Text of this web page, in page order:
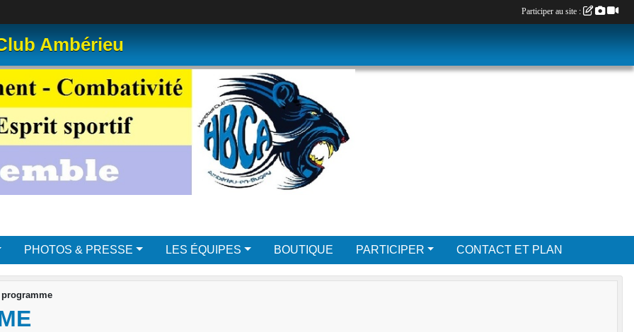
Ambérieu
PHOTOS & PRESSE LES ÉQUIPES BOUTIQUE PARTICIPER CONTACT ET PLAN
Participer au site :